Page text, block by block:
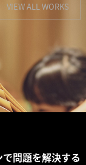
VIEW ALL WORKS
で​問題を​解決する